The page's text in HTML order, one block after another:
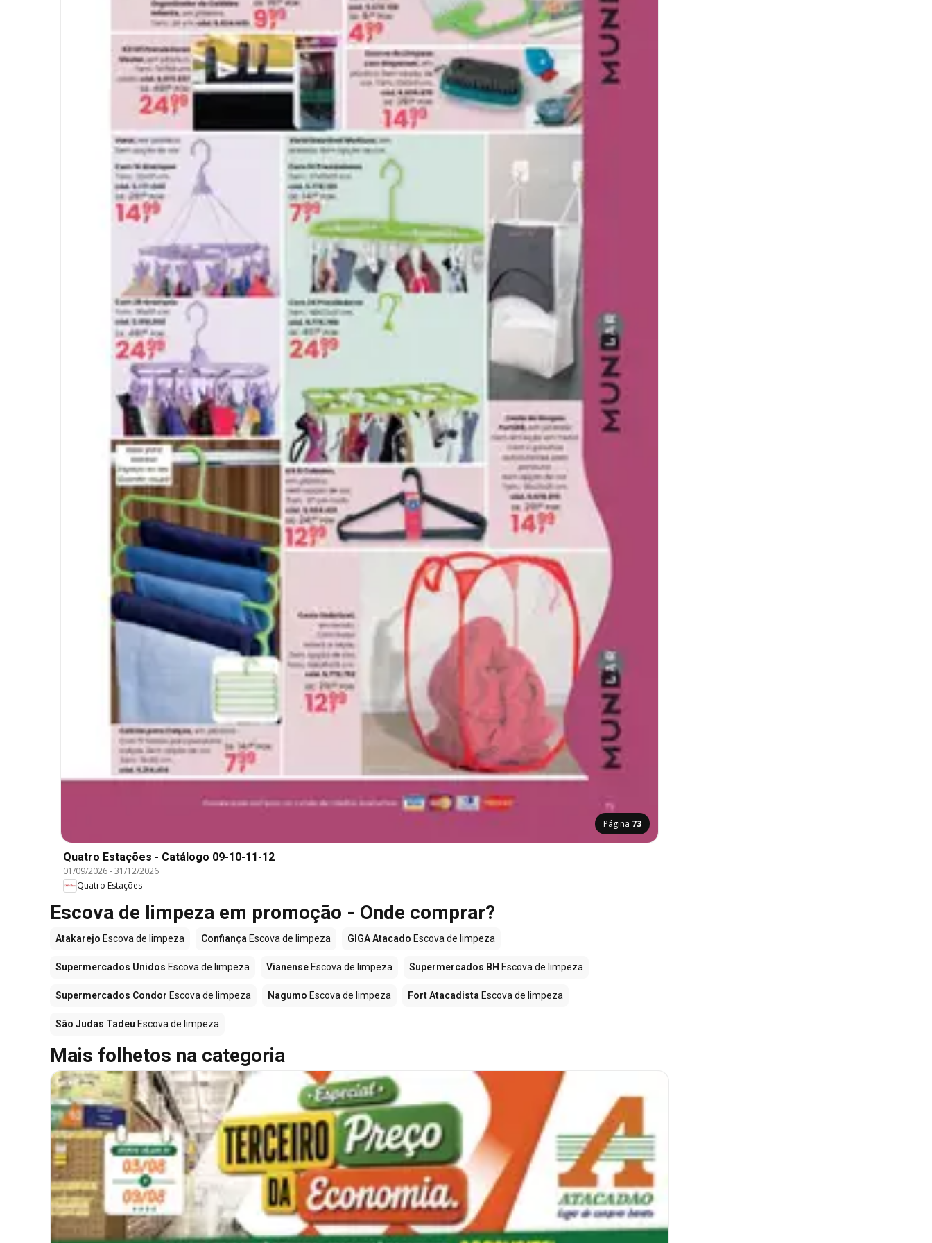
Página 73
Quatro Estações - Catálogo 09-10-11-12
01/09/2026-31/12/2026
Quatro Estações
Escova de limpeza em promoção - Onde comprar?
Atakarejo Escova de limpeza Confiança Escova de limpeza GIGA Atacado Escova de limpeza
Supermercados Unidos Escova de limpeza Vianense Escova de limpeza Supermercados BH Escova de limpeza
Supermercados Condor Escova de limpeza Nagumo Escova de limpeza Fort Atacadista Escova de limpeza
São Judas Tadeu Escova de limpeza
Mais folhetos na categoria